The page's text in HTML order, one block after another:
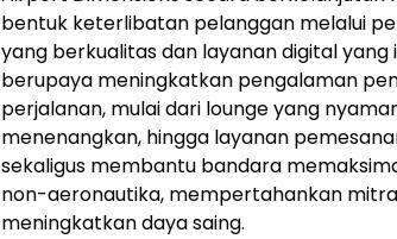
bentuk keterlibatan pelanggan melalui
yang berkualitas dan layanan digital
berupaya meningkatkan pengalaman
perjalanan, mulai dari lounge yang
menenangkan, hingga layanan
sekaligus membantu bandara
non-aeronautika, mempertahankan
meningkatkan daya saing.